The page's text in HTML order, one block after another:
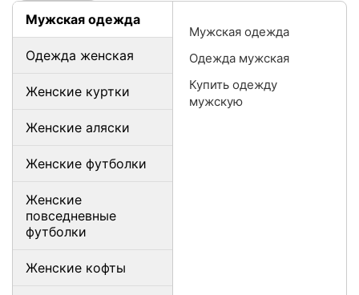
Мужская одежда
Одежда женская
Женские куртки
Женские аляски
Женские футболки
Женские
повседневные
футболки
Женские кофты
Мужская одежда
Одежда мужская
Купить одежду
мужскую